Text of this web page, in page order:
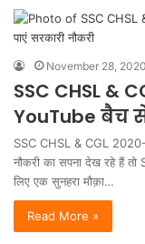
November 28, 2020
SSC CHSL &
YouTube बैच
SSC CHSL & CGL
नौकरी का सपना देख रहे हैं
लिए एक सुनहरा मौक़ा…
Read More »